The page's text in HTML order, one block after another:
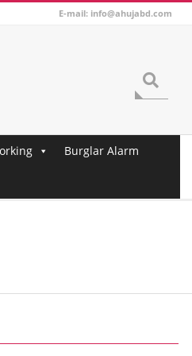
E-mail: info@ahujabd.com
Burglar Alarm